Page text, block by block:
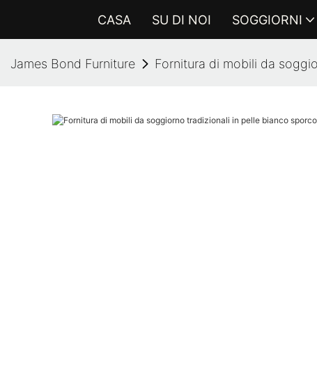
CASA SU DI NOI SOGGIORNI
James Bond Furniture Fornitura di mobili da